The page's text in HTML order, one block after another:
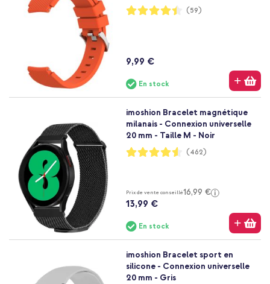
Notation:
89%
(59)
9,99 €
En stock
imoshion Bracelet magnétique
milanais - Connexion universelle
20 mm - Taille M - Noir
Notation:
91%
(462)
Prix de vente conseillé16,99 €
13,99 €
En stock
imoshion Bracelet sport en
silicone - Connexion universelle
20 mm - Gris